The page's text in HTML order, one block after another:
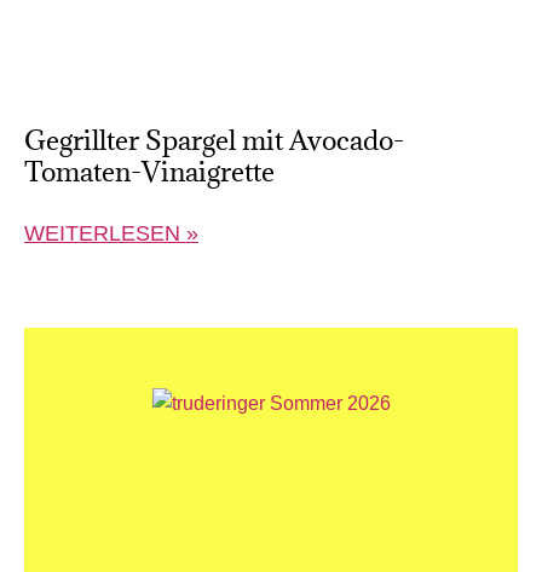
Gegrillter Spargel mit Avocado-
Tomaten-Vinaigrette
WEITERLESEN »